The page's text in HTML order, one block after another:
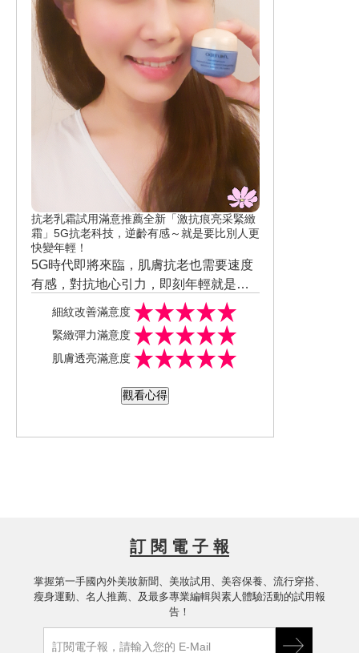
抗老乳霜試用滿意推薦全新「激抗痕亮采緊緻
霜」5G抗老科技，逆齡有感～就是要比別人更
快變年輕！
5G時代即將來臨，肌膚抗老也需要速度
有感，對抗地心引力，即刻年輕就是要
比別人快。輕盈柔滑質地的乳霜，能給
予肌膚補水，給予肌膚不黏膩地滋潤、
緊緻、抗老。明星緊緻配方紅花緊緻複
合物 TM(KURENAI-Trulift ComplexTM)
華、保加利亞玫瑰水，三種緊緻成分能
加緊緻無痕。 使用了一星期Vital Perfect
門也不怕不怕啦！
細紋改善滿意度
緊緻彈力滿意度
肌膚透亮滿意度
觀看心得
訂 閱 電 子 報
掌握第一手國內外美妝新聞、美妝試用、美容保養、流行穿搭、
瘦身運動、名人推薦、及最多專業編輯與素人體驗活動的試用報
告！